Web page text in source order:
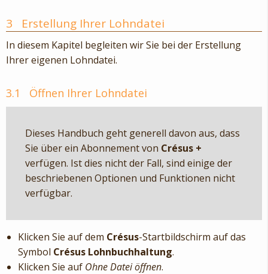
3 Erstellung Ihrer Lohndatei
In diesem Kapitel begleiten wir Sie bei der Erstellung
Ihrer eigenen Lohndatei.
3.1 Öffnen Ihrer Lohndatei
Dieses Handbuch geht generell davon aus, dass
Sie über ein Abonnement von Crésus +
verfügen. Ist dies nicht der Fall, sind einige der
beschriebenen Optionen und Funktionen nicht
verfügbar.
Klicken Sie auf dem Crésus-Startbildschirm auf das
Symbol Crésus Lohnbuchhaltung.
Klicken Sie auf Ohne Datei öffnen.